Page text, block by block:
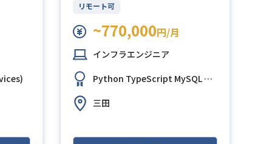
リモート可
~770,000円/月
インフラエンジニア
Python TypeScript MySQL GitHub
三田